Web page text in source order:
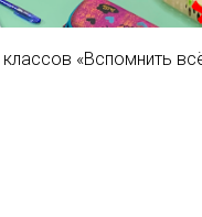
«Вспомнить